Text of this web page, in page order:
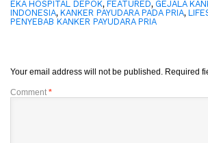
EKA HOSPITAL DEPOK, FEATURED, GEJALA
INDONESIA, KANKER PAYUDARA PADA PRIA,
PENYEBAB KANKER PAYUDARA PRIA
Your email address will not be published. Required
Comment *